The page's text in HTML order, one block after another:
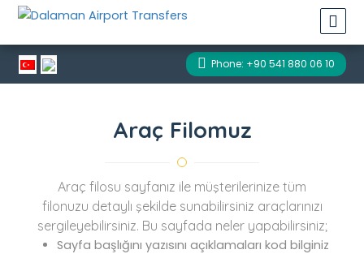
Phone: +90 541 880 06 10
Araç Filomuz
Araç filosu sayfanız ile müşterilerinize tüm
filonuzu detaylı şekilde sunabilirsiniz araçlarınızı
sergileyebilirsiniz. Bu sayfada neler yapabilirsiniz;
Sayfa başlığını yazısını açıklamaları kod bilginiz